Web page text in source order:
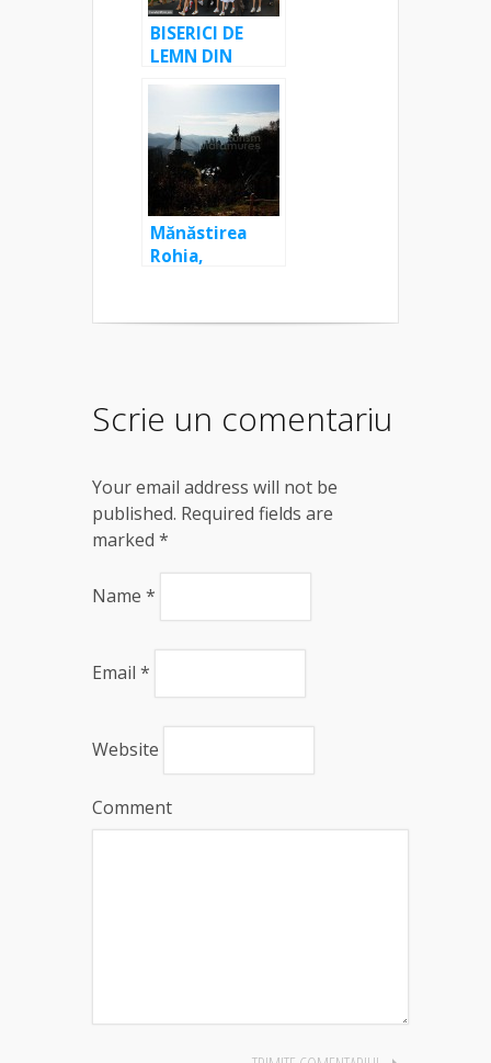
BISERICI DE
LEMN DIN
MARAMUREȘ –
Dragomirești
Mănăstirea
Rohia,
Scrie un comentariu
Your email address will not be
published. Required fields are
marked *
Name *
Email *
Website
Comment